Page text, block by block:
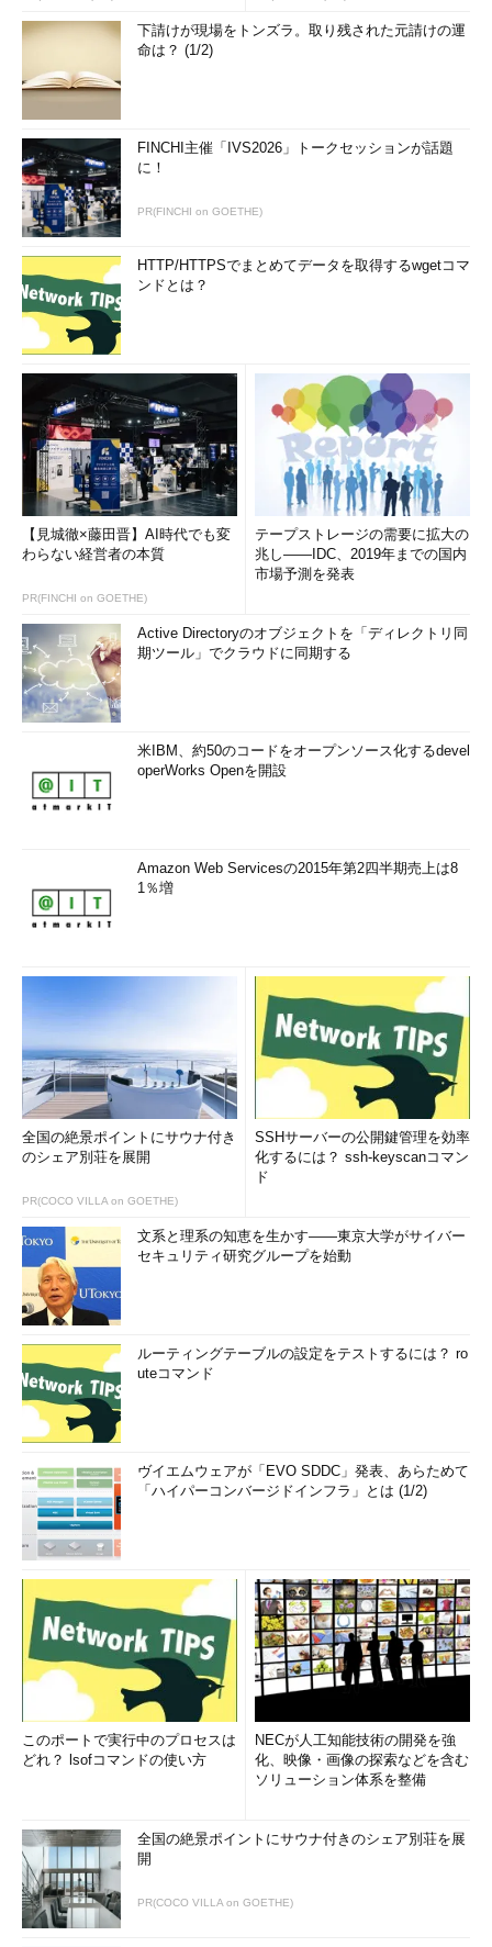
下請けが現場をトンズラ。取り残された元請けの運
命は？ (1/2)
FINCHI主催「IVS2026」トークセッションが話題
に！
PR(FINCHI on GOETHE)
HTTP/HTTPSでまとめてデータを取得するwgetコマ
ンドとは？
【見城徹×藤田晋】AI時代でも変
わらない経営者の本質
PR(FINCHI on GOETHE)
テープストレージの需要に拡大の
兆し――IDC、2019年までの国内
市場予測を発表
Active Directoryのオブジェクトを「ディレクトリ同
期ツール」でクラウドに同期する
米IBM、約50のコードをオープンソース化するdevel
operWorks Openを開設
Amazon Web Servicesの2015年第2四半期売上は8
1％増
全国の絶景ポイントにサウナ付き
のシェア別荘を展開
PR(COCO VILLA on GOETHE)
SSHサーバーの公開鍵管理を効率
化するには？ ssh-keyscanコマン
ド
文系と理系の知恵を生かす――東京大学がサイバー
セキュリティ研究グループを始動
ルーティングテーブルの設定をテストするには？ ro
uteコマンド
ヴイエムウェアが「EVO SDDC」発表、あらためて
「ハイパーコンバージドインフラ」とは (1/2)
このポートで実行中のプロセスは
どれ？ lsofコマンドの使い方
NECが人工知能技術の開発を強
化、映像・画像の探索などを含む
ソリューション体系を整備
全国の絶景ポイントにサウナ付きのシェア別荘を展
開
PR(COCO VILLA on GOETHE)